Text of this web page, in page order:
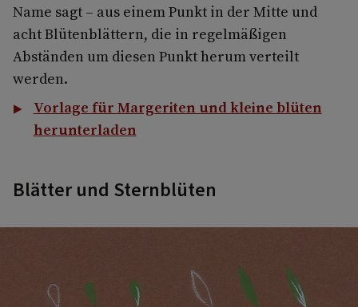
Name sagt – aus einem Punkt in der Mitte und
acht Blütenblättern, die in regelmäßigen
Abständen um diesen Punkt herum verteilt
werden.
Vorlage für Margeriten und kleine blüten
herunterladen
Blätter und Sternblüten